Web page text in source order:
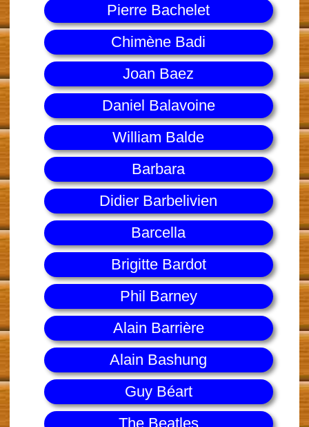
Pierre Bachelet
Chimène Badi
Joan Baez
Daniel Balavoine
William Balde
Barbara
Didier Barbelivien
Barcella
Brigitte Bardot
Phil Barney
Alain Barrière
Alain Bashung
Guy Béart
The Beatles